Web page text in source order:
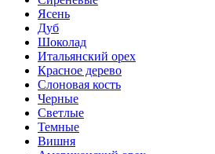
Ясень
Дуб
Шоколад
Итальянский орех
Красное дерево
Слоновая кость
Черные
Светлые
Темные
Вишня